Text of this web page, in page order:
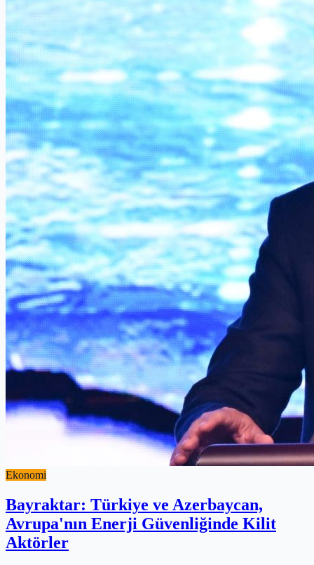
Ekonomi
Bayraktar: Türkiye ve Azerbaycan,
Avrupa'nın Enerji Güvenliğinde Kilit
Aktörler